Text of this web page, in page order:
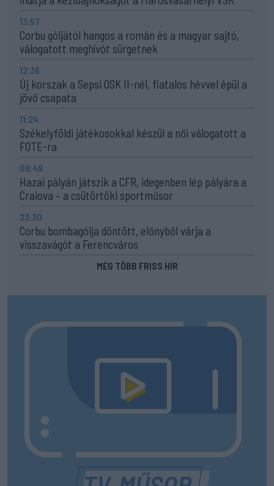
13:57
Corbu góljától hangos a román és a magyar sajtó,
válogatott meghívót sürgetnek
12:36
Új korszak a Sepsi OSK II-nél, fiatalos hévvel épül a
jövő csapata
11:24
Székelyföldi játékosokkal készül a női válogatott a
FOTE-ra
09:49
Hazai pályán játszik a CFR, idegenben lép pályára a
Craiova – a csütörtöki sportműsor
23:30
Corbu bombagólja döntött, előnyből várja a
visszavágót a Ferencváros
MÉG TÖBB FRISS HÍR